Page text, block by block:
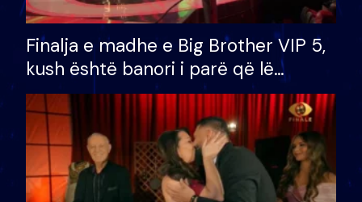
Finalja e madhe e Big Brother VIP 5,
kush është banori i parë që lë
shtëpinë dhe humb mundësinë për
të fituar çmimin e madh